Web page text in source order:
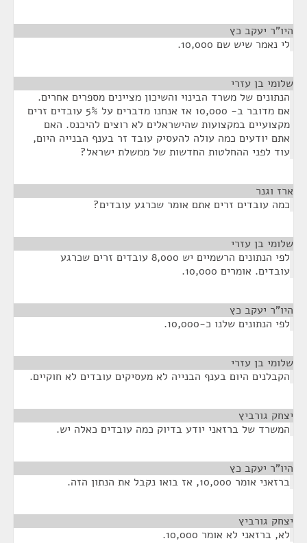
היו"ר יעקב כץ
לי נאמר שיש שם 10,000.
שלומי בן עזרי
הנתונים של משרד הבינוי והשיכון מציינים מספרים אחרים.
אם מדובר ב- 10,000 אז אנחנו מדברים על 5% עובדים זרים
מקצועיים במקצועות שהישראלים לא רוצים להיכנס. האם
אתם יודעים כמה עולה להעסיק עובד זר בענף הבנייה היום,
עוד לפני ההחלטות החדשות של ממשלת ישראל?
ארז וגנר
כמה עובדים זרים אתם אומר שכרגע עובדים?
שלומי בן עזרי
לפי הנתונים הרשמיים יש 8,000 עובדים זרים שכרגע
עובדים. אומרים 10,000.
היו"ר יעקב כץ
לפי הנתונים שלנו כ-10,000.
שלומי בן עזרי
הקבלנים היום בענף הבנייה לא מעסיקים עובדים לא חוקיים.
יצחק גורביץ
המשרד של ברזאני יודע בדיוק כמה עובדים כאלה יש.
היו"ר יעקב כץ
ברזאני אומר 10,000, אז בואו נקבל את הנתון הזה.
יצחק גורביץ
לא, ברזאני לא אומר 10,000.